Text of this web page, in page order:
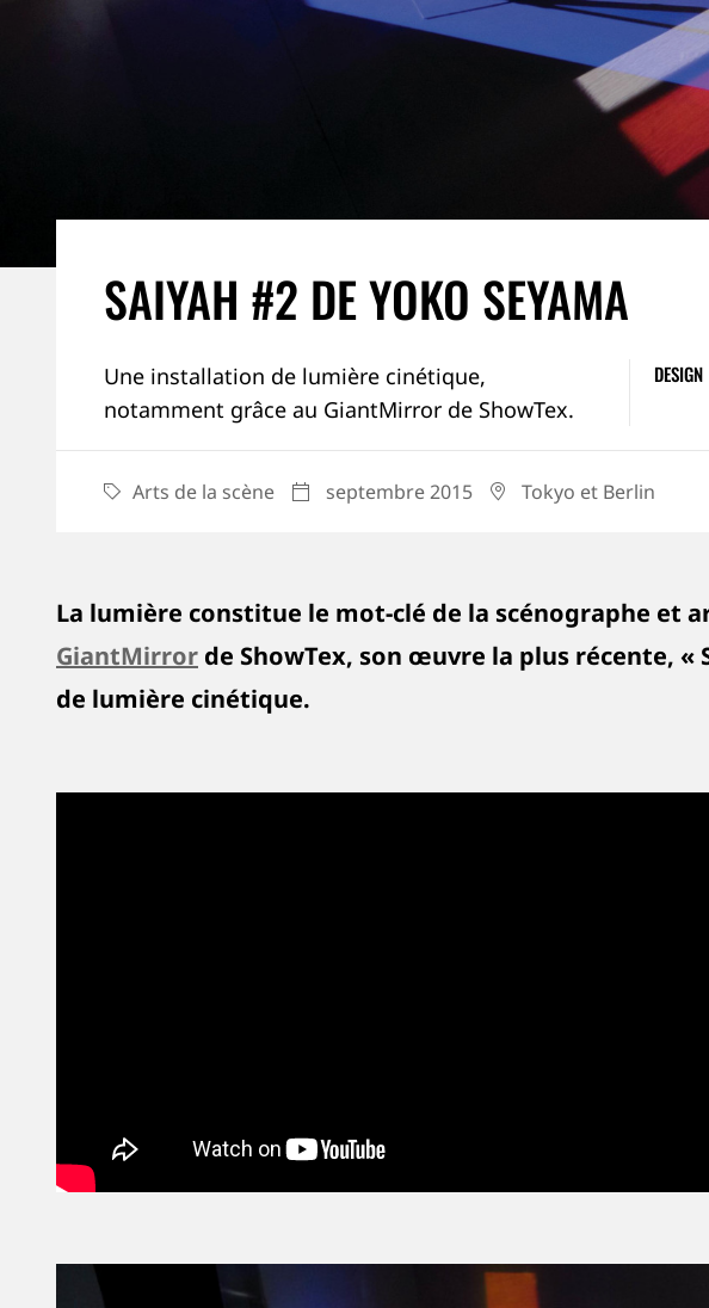
SAIYAH #2 DE YOKO SEYAMA
Une installation de lumière cinétique,
notamment grâce au GiantMirror de ShowTex.
DESIGN
CATEGORY
Arts de la scène septembre 2015 Tokyo et Berlin
La lumière constitue le mot-clé de la scénographe et
GiantMirror de ShowTex, son œuvre la plus récente,
de lumière cinétique.